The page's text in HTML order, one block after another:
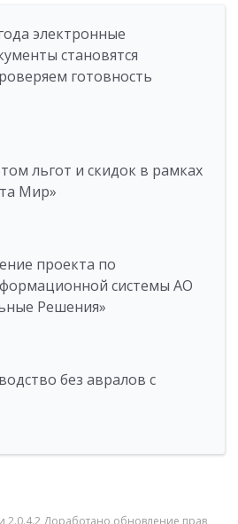
электронные
становятся
готовность
льгот и скидок в рамках
Мир»
проекта по
системы АО
Решения»
без авралов с
2.0.4.2 Доработано обновление прав